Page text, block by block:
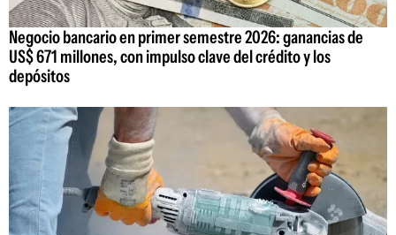
Negocio bancario en primer semestre 2026: ganancias de
US$ 671 millones, con impulso clave del crédito y los
depósitos